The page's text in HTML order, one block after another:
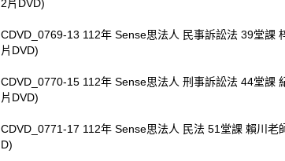
2片DVD)
CDVD_0769-13 112年 Sense思法人 民事訴訟法 39堂課
片DVD)
CDVD_0770-15 112年 Sense思法人 刑事訴訟法 44堂課
片DVD)
CDVD_0771-17 112年 Sense思法人 民法 51堂課 賴川老
D)